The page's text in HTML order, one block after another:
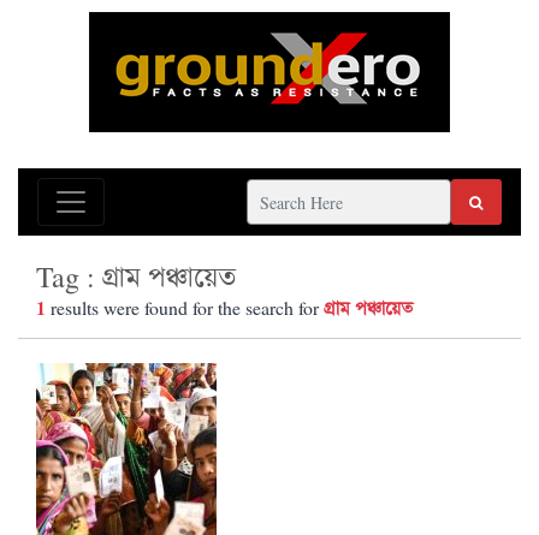
Tag : গ্রাম পঞ্চায়েত
1 results were found for the search forগ্রাম পঞ্চায়েত